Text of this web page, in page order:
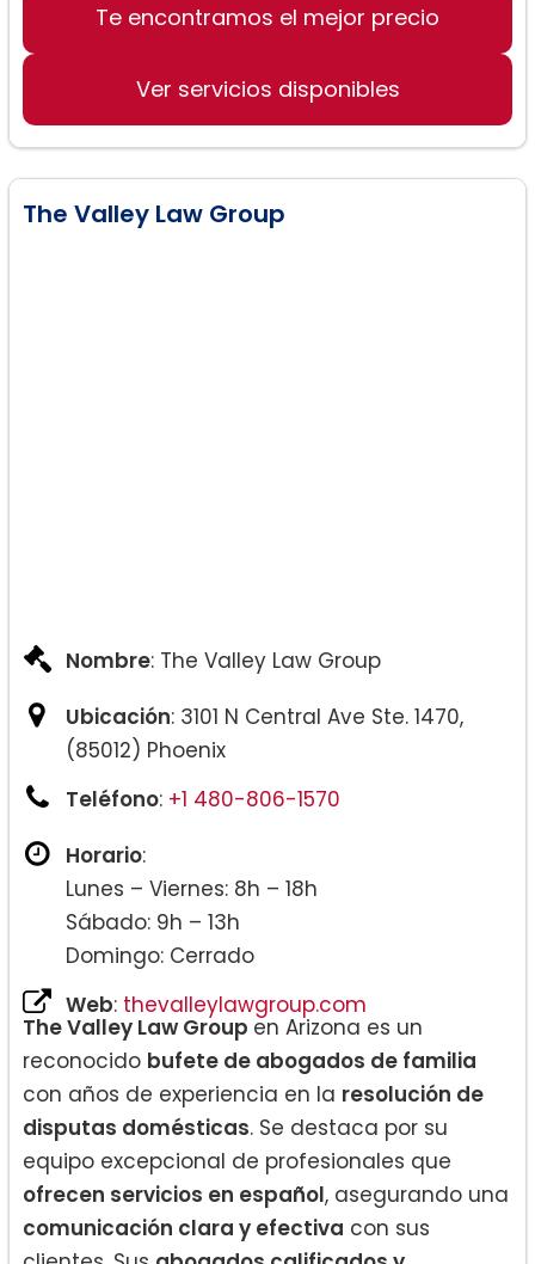
Derecho de Familia
Accidentes
Te encontramos el mejor precio
Ver servicios disponibles
The Valley Law Group
Nombre: The Valley Law Group
Ubicación: 3101 N Central Ave Ste. 1470,
(85012) Phoenix
Teléfono: +1 480-806-1570
Horario:
Lunes – Viernes: 8h – 18h
Sábado: 9h – 13h
Domingo: Cerrado
Web: thevalleylawgroup.com
The Valley Law Group en Arizona es un
reconocido bufete de abogados de familia
con años de experiencia en la resolución de
disputas domésticas. Se destaca por su
equipo excepcional de profesionales que
ofrecen servicios en español, asegurando una
comunicación clara y efectiva con sus